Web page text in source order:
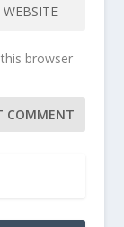
browser